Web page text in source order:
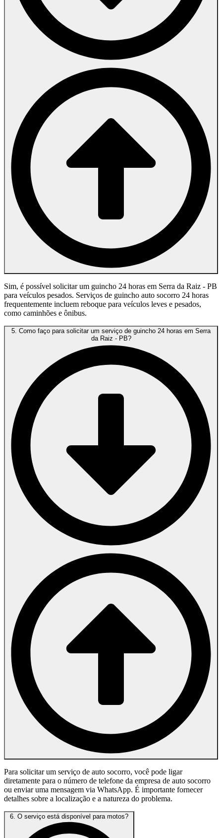
Sim, é possível solicitar um guincho 24 horas em Serra da Raiz - PB
para veículos pesados. Serviços de guincho auto socorro 24 horas
frequentemente incluem reboque para veículos leves e pesados,
como caminhões e ônibus.
5. Como faço para solicitar um serviço de guincho 24 horas em Serra
da Raiz - PB?
Para solicitar um serviço de auto socorro, você pode ligar
diretamente para o número de telefone da empresa de auto socorro
ou enviar uma mensagem via WhatsApp. É importante fornecer
detalhes sobre a localização e a natureza do problema.
6. O serviço está disponível para motos?